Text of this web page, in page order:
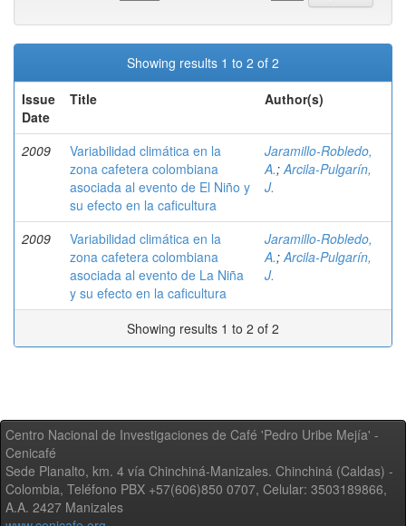
Showing results 1 to 2 of 2
Issue
Date
Title Author(s)
2009
Variabilidad climática en la
zona cafetera colombiana
asociada al evento de El Niño y
su efecto en la caficultura
Jaramillo-Robledo,
A.;Arcila-Pulgarín,
J.
2009
Variabilidad climática en la
zona cafetera colombiana
asociada al evento de La Niña
y su efecto en la caficultura
Jaramillo-Robledo,
A.;Arcila-Pulgarín,
J.
Showing results 1 to 2 of 2
Centro Nacional de Investigaciones de Café 'Pedro Uribe Mejía' -
Cenicafé
Sede Planalto, km. 4 vía Chinchiná-Manizales. Chinchiná (Caldas) -
Colombia, Teléfono PBX +57(606)850 0707, Celular: 3503189866,
A.A. 2427 Manizales